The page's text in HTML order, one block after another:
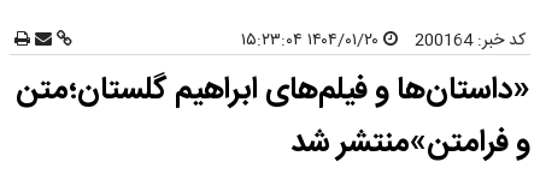
کد خبر:200164
«داستان‌ها و فیلم‌های ابراهیم گلستان؛متن
و فرامتن»منتشر شد